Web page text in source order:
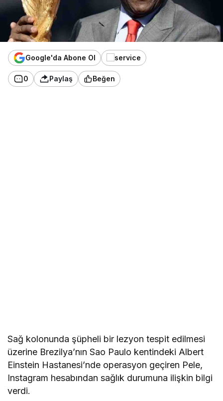
Google'da Abone Ol
0 Paylaş Beğen
Sağ kolonunda şüpheli bir lezyon tespit edilmesi
üzerine Brezilya’nın Sao Paulo kentindeki Albert
Einstein Hastanesi’nde operasyon geçiren Pele,
Instagram hesabından sağlık durumuna ilişkin bilgi
verdi.